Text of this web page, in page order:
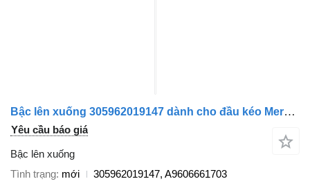
Bậc lên xuống 305962019147 dành cho đầu kéo Mercedes-Benz ACTROS MP4
Yêu cầu báo giá
Bậc lên xuống
Tình trạng mới
305962019147, A9606661703